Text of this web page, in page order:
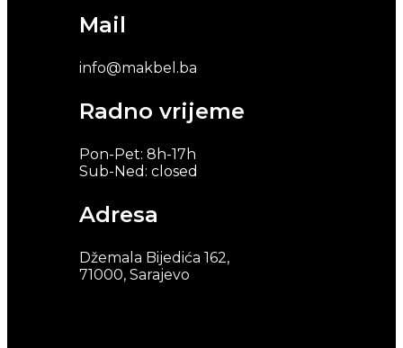
Mail
info@makbel.ba
Radno vrijeme
Pon-Pet: 8h-17h
Sub-Ned: closed
Adresa
Džemala Bijedića 162,
71000, Sarajevo